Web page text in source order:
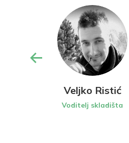
Veljko Ristić
Voditelj skladišta